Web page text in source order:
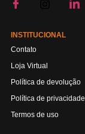
INSTITUCIONAL
Contato
Loja Virtual
Política de devolução
Política de privacidade
Termos de uso